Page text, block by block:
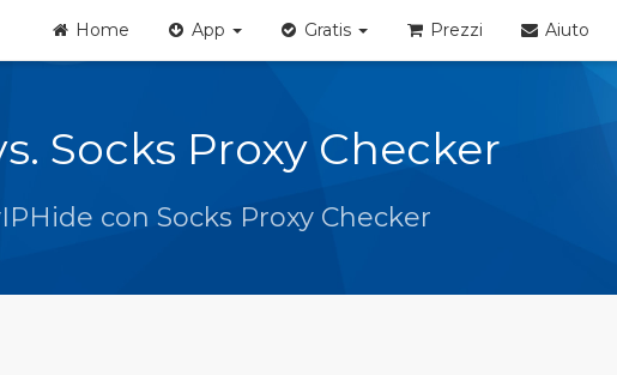
Home App Gratis Prezzi Aiuto
Socks Proxy Checker
con Socks Proxy Checker